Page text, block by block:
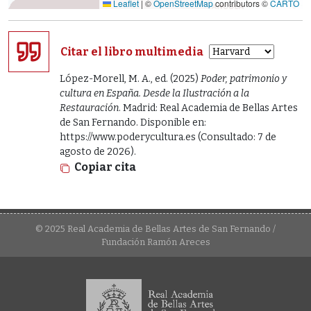
Leaflet | ©OpenStreetMapcontributors ©CARTO
Citar el libro multimedia
López-Morell, M. A., ed. (2025) Poder, patrimonio y
cultura en España. Desde la Ilustración a la
Restauración. Madrid: Real Academia de Bellas Artes
de San Fernando. Disponible en:
https://www.poderycultura.es (Consultado: 7 de
agosto de 2026).
Copiar cita
© 2025 Real Academia de Bellas Artes de San Fernando /
Fundación Ramón Areces